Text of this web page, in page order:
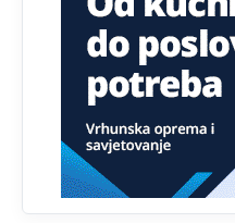
Proguglajte
Анонимно2810587 јуче
O kako su cudni lvi
svima fajem,radujem se
na iso ce mjesto leci!
Анонимно2810587 јуче
11:24